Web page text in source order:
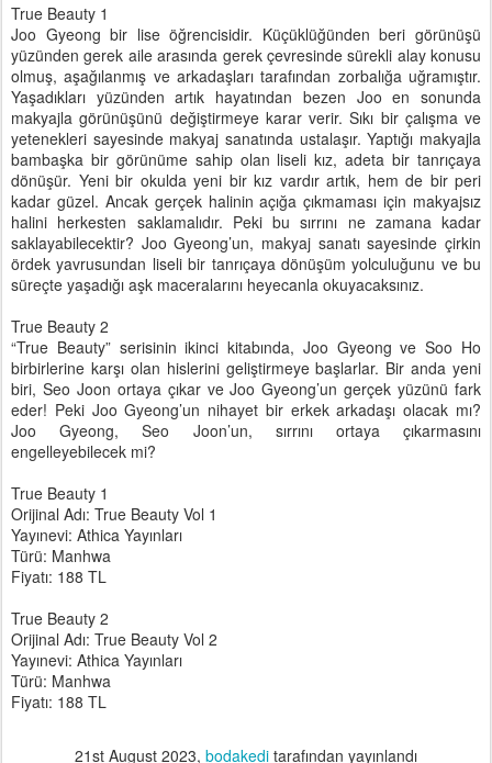
True Beauty 1
Joo Gyeong bir lise öğrencisidir. Küçüklüğünden beri görünüşü
yüzünden gerek aile arasında gerek çevresinde sürekli alay konusu
olmuş, aşağılanmış ve arkadaşları tarafından zorbalığa uğramıştır.
Yaşadıkları yüzünden artık hayatından bezen Joo en sonunda
makyajla görünüşünü değiştirmeye karar verir. Sıkı bir çalışma ve
yetenekleri sayesinde makyaj sanatında ustalaşır. Yaptığı makyajla
bambaşka bir görünüme sahip olan liseli kız, adeta bir tanrıçaya
dönüşür. Yeni bir okulda yeni bir kız vardır artık, hem de bir peri
kadar güzel. Ancak gerçek halinin açığa çıkmaması için makyajsız
halini herkesten saklamalıdır. Peki bu sırrını ne zamana kadar
saklayabilecektir? Joo Gyeong’un, makyaj sanatı sayesinde çirkin
ördek yavrusundan liseli bir tanrıçaya dönüşüm yolculuğunu ve bu
süreçte yaşadığı aşk maceralarını heyecanla okuyacaksınız.
True Beauty 2
“True Beauty” serisinin ikinci kitabında, Joo Gyeong ve Soo Ho
birbirlerine karşı olan hislerini geliştirmeye başlarlar. Bir anda yeni
biri, Seo Joon ortaya çıkar ve Joo Gyeong’un gerçek yüzünü fark
eder! Peki Joo Gyeong’un nihayet bir erkek arkadaşı olacak mı?
Joo Gyeong, Seo Joon’un, sırrını ortaya çıkarmasını
engelleyebilecek mi?
True Beauty 1
Orijinal Adı: True Beauty Vol 1
Yayınevi: Athica Yayınları
Türü: Manhwa
Fiyatı: 188 TL
True Beauty 2
Orijinal Adı: True Beauty Vol 2
Yayınevi: Athica Yayınları
Türü: Manhwa
Fiyatı: 188 TL
21st August 2023, bodakedi tarafından yayınlandı